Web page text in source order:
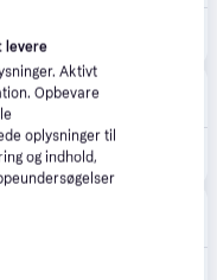
levere
Aktivt
Opbevare
oplysninger til
og indhold,